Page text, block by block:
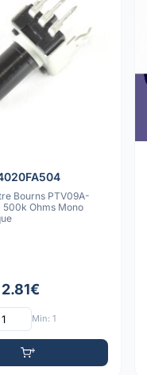
Bourns PTV09A-
Ohms Mono
Min: 1